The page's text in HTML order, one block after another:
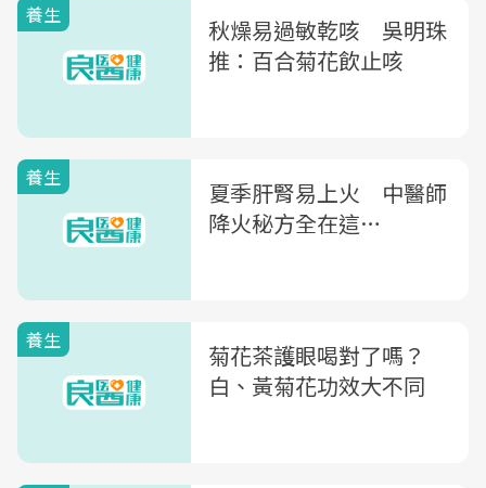
養生
秋燥易過敏乾咳 吳明珠
推：百合菊花飲止咳
養生
夏季肝腎易上火 中醫師
降火秘方全在這…
養生
菊花茶護眼喝對了嗎？
白、黃菊花功效大不同